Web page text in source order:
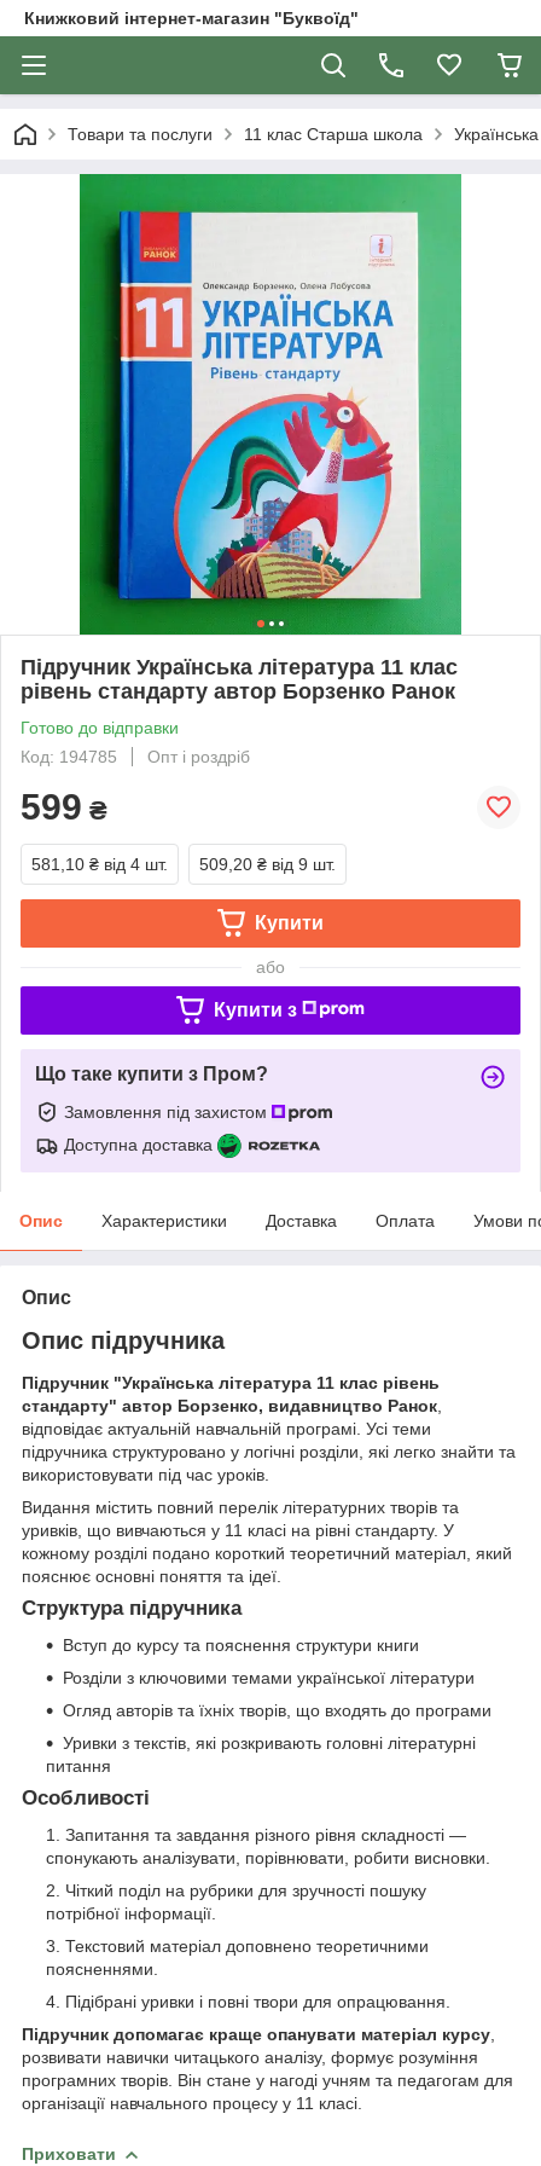
Книжковий інтернет-магазин "Буквоїд"
Товари та послуги 11 клас Старша школа
Підручник Українська література 11 клас
рівень стандарту автор Борзенко Ранок
Готово до відправки
Код: 194785
Опт і роздріб
599 ₴
581,10 ₴ від 4 шт. 509,20 ₴ від 9 шт.
Купити
або
Купити з
Що таке купити з Пром?
Замовлення під захистом
Доступна доставка
Опис Характеристики Доставка Оплата Умови
Опис
Опис підручника
Підручник "Українська література 11 клас рівень
стандарту" автор Борзенко, видавництво Ранок,
відповідає актуальній навчальній програмі. Усі теми
підручника структуровано у логічні розділи, які легко знайти та
використовувати під час уроків.
Видання містить повний перелік літературних творів та
уривків, що вивчаються у 11 класі на рівні стандарту. У
кожному розділі подано короткий теоретичний матеріал, який
пояснює основні поняття та ідеї.
Структура підручника
Вступ до курсу та пояснення структури книги
Розділи з ключовими темами української літератури
Огляд авторів та їхніх творів, що входять до програми
Уривки з текстів, які розкривають головні літературні
питання
Особливості
Запитання та завдання різного рівня складності —
спонукають аналізувати, порівнювати, робити висновки.
Чіткий поділ на рубрики для зручності пошуку
потрібної інформації.
Текстовий матеріал доповнено теоретичними
поясненнями.
Підібрані уривки і повні твори для опрацювання.
Підручник допомагає краще опанувати матеріал курсу
розвивати навички читацького аналізу, формує розуміння
програмних творів. Він стане у нагоді учням та педагогам для
організації навчального процесу у 11 класі.
Приховати